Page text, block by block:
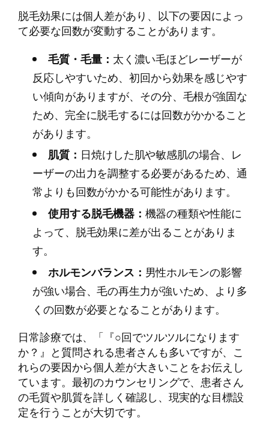
脱毛効果には個人差があり、以下の要因によっ
て必要な回数が変動することがあります。
毛質・毛量： 太く濃い毛ほどレーザーが
反応しやすいため、初回から効果を感じやす
い傾向がありますが、その分、毛根が強固な
ため、完全に脱毛するには回数がかかること
があります。
肌質： 日焼けした肌や敏感肌の場合、レ
ーザーの出力を調整する必要があるため、通
常よりも回数がかかる可能性があります。
使用する脱毛機器： 機器の種類や性能に
よって、脱毛効果に差が出ることがありま
す。
ホルモンバランス： 男性ホルモンの影響
が強い場合、毛の再生力が強いため、より多
くの回数が必要となることがあります。
日常診療では、「『○回でツルツルになります
か？』と質問される患者さんも多いですが、こ
れらの要因から個人差が大きいことをお伝えし
ています。最初のカウンセリングで、患者さん
の毛質や肌質を詳しく確認し、現実的な目標設
定を行うことが大切です。